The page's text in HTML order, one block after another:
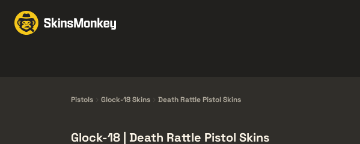
Pistols Glock-18 Skins Death Rattle Pistol Skins
Glock-18 | Death Rattle Pistol Skins